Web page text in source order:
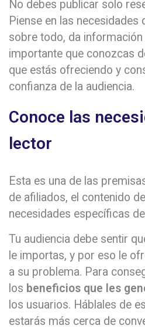
No debes publicar solo
Piense en las necesidades
sobre todo, da información
importante que conozcas
que estás ofreciendo y
confianza de la audiencia.
Conoce las
lector
Esta es una de las
de afiliados, el contenido
necesidades específicas
Tu audiencia debe sentir
le importas, y por eso le
a su problema. Para
los beneficios que les
los usuarios. Háblales de
estarás más cerca de